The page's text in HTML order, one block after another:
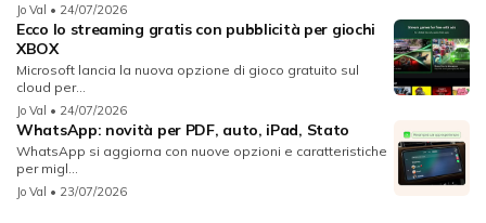
Jo Val • 24/07/2026
Ecco lo streaming gratis con pubblicità per giochi
XBOX
Microsoft lancia la nuova opzione di gioco gratuito sul
cloud per...
Jo Val • 24/07/2026
WhatsApp: novità per PDF, auto, iPad, Stato
WhatsApp si aggiorna con nuove opzioni e caratteristiche
per migl...
Jo Val • 23/07/2026